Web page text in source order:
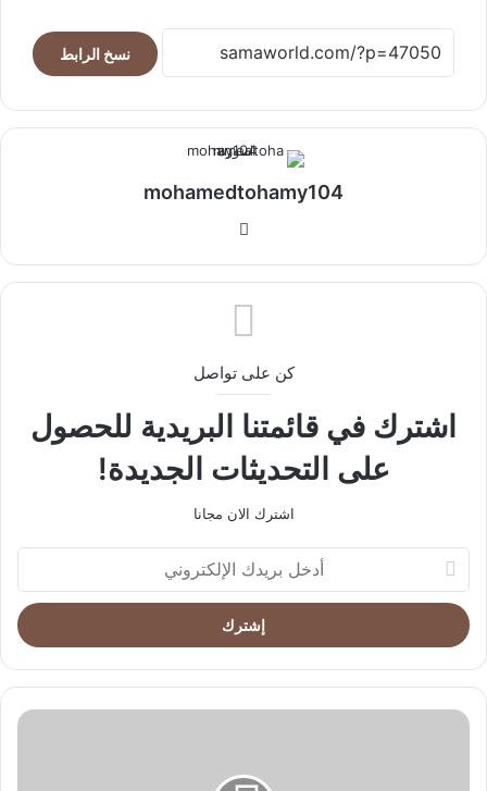
نسخ الرابط
mohamedtohamy104
كن على تواصل
اشترك في قائمتنا البريدية للحصول
على التحديثات الجديدة!
اشترك الان مجانا
بريدك
الإلكتروني
ارتفاع